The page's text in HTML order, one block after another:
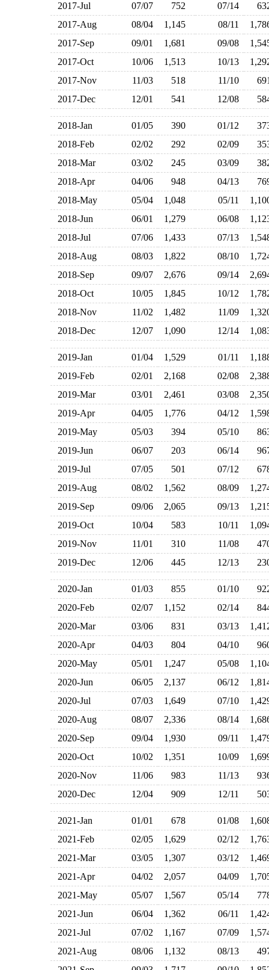
2017-Jul
07/07 752 07/14
2017-Aug
08/04 1,145 08/11
2017-Sep
09/01 1,681 09/08
2017-Oct
10/06 1,513 10/13
2017-Nov
11/03 518 11/10
2017-Dec
12/01 541 12/08
2018-Jan 01/05 390 01/12
2018-Feb
02/02 292 02/09
2018-Mar
03/02 245 03/09
2018-Apr
04/06 948 04/13
2018-May
05/04 1,048 05/11
2018-Jun
06/01 1,279 06/08
2018-Jul
07/06 1,433 07/13
2018-Aug
08/03 1,822 08/10
2018-Sep
09/07 2,676 09/14
2018-Oct
10/05 1,845 10/12
2018-Nov
11/02 1,482 11/09
2018-Dec
12/07 1,090 12/14
2019-Jan 01/04 1,529 01/11
2019-Feb
02/01 2,168 02/08
2019-Mar
03/01 2,461 03/08
2019-Apr
04/05 1,776 04/12
2019-May
05/03 394 05/10
2019-Jun
06/07 203 06/14
2019-Jul
07/05 501 07/12
2019-Aug
08/02 1,562 08/09
2019-Sep
09/06 2,065 09/13
2019-Oct
10/04 583 10/11
2019-Nov
11/01 310 11/08
2019-Dec
12/06 445 12/13
2020-Jan 01/03 855 01/10
2020-Feb
02/07 1,152 02/14
2020-Mar
03/06 831 03/13
2020-Apr
04/03 804 04/10
2020-May
05/01 1,247 05/08
2020-Jun
06/05 2,137 06/12
2020-Jul
07/03 1,649 07/10
2020-Aug
08/07 2,336 08/14
2020-Sep
09/04 1,930 09/11
2020-Oct
10/02 1,351 10/09
2020-Nov
11/06 983 11/13
2020-Dec
12/04 909 12/11
2021-Jan 01/01 678 01/08
2021-Feb
02/05 1,629 02/12
2021-Mar
03/05 1,307 03/12
2021-Apr
04/02 2,057 04/09
2021-May
05/07 1,567 05/14
2021-Jun
06/04 1,362 06/11
2021-Jul
07/02 1,167 07/09
2021-Aug
08/06 1,132 08/13